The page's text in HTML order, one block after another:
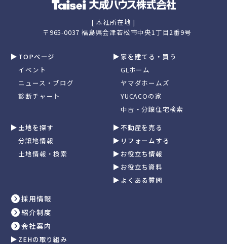
[ 本社所在地 ]
〒965-0037 福島県会津若松市中央1丁目2番9号
TOPページ
イベント
ニュース・ブログ
診断チャート
家を建てる・買う
GLホーム
ヤマダホームズ
YUCACOの家
中古・分譲住宅検索
土地を探す
分譲地情報
土地情報・検索
不動産を売る
リフォームする
お役立ち情報
お役立ち資料
よくある質問
採用情報
紹介制度
会社案内
ZEHの取り組み